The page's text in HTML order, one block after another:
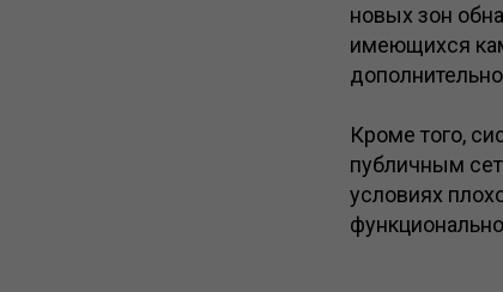
новых зон
имеющихся
Кроме того,
публичным
условиях